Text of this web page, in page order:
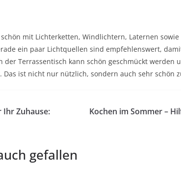
mit Lichterketten, Windlichtern, Laternen
ein paar Lichtquellen sind empfehlenswert,
der Terrassentisch kann schön geschmückt werden
Das ist nicht nur nützlich, sondern auch sehr schön
Zuhause:
Kochen im Sommer –
gefallen